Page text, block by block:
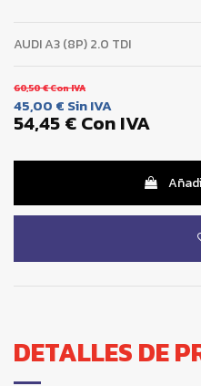
AUDI A3 (8P) 2.0 TDI
60,50 €Con IVA
45,00 € Sin IVA
54,45 €Con IVA
DETALLES DE